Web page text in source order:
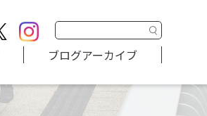
ブログアーカイブ